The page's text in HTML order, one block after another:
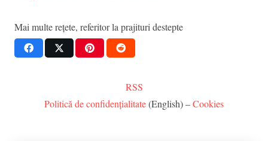
Mai multe rețete, referitor la prajituri destepte
RSS
Politică de confidențialitate(English) –Cookies